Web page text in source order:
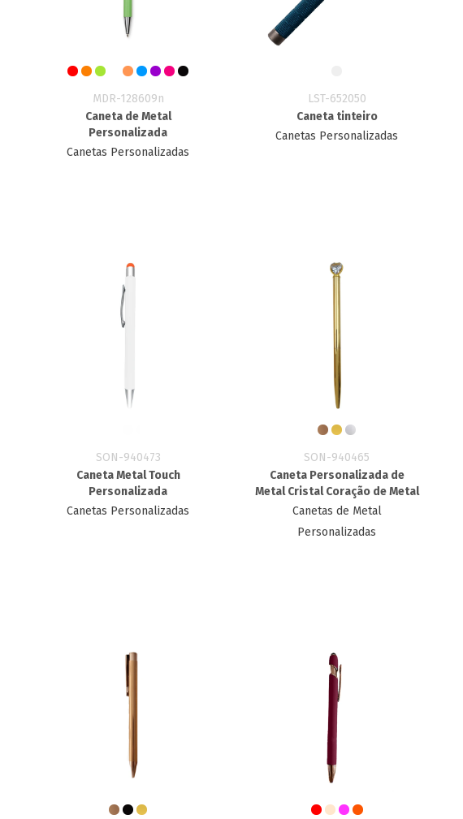
MDR-128609n
Caneta de Metal
Personalizada
Canetas Personalizadas
LST-652050
Caneta tinteiro
Canetas Personalizadas
SON-940473
Caneta Metal Touch
Personalizada
Canetas Personalizadas
SON-940465
Caneta Personalizada de
Metal Cristal Coração de Metal
Canetas de Metal
Personalizadas